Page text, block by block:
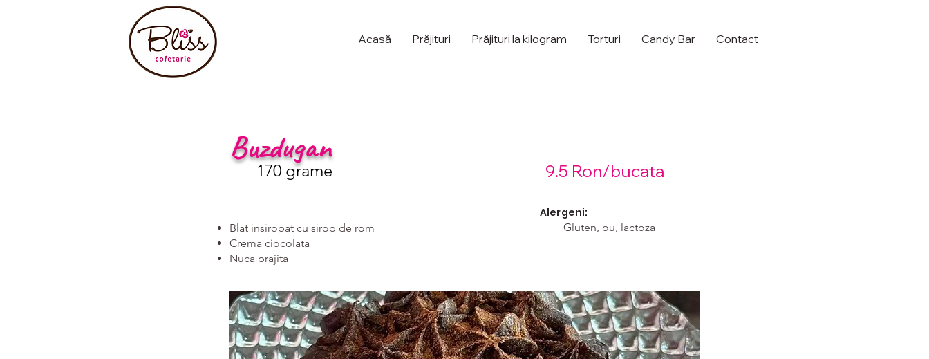
Acasă Prăjituri Prăjituri la kilogram Torturi Candy Bar Contact
Buzdugan
9.5 Ron/bucata
170 grame
Blat insiropat cu sirop de rom
Crema ciocolata
Nuca prajita
Alergeni:
Gluten, ou, lactoza